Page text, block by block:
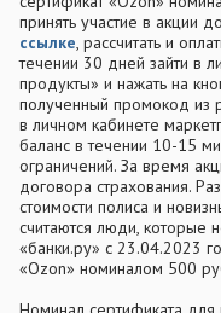
принять участие в акции
ссылке, рассчитать и
течении 30 дней зайти в
продукты» и нажать на
полученный промокод из
в личном кабинете
баланс в течении 10-15
ограничений. За время
договора страхования.
стоимости полиса и
считаются люди, которые
«банки.ру» с 23.04.2023
«Ozon» номиналом 500